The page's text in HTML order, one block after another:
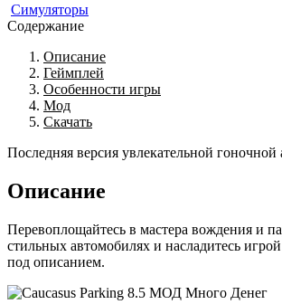
Симуляторы
Содержание
Описание
Геймплей
Особенности игры
Мод
Скачать
Последняя версия увлекательной гоночной
Описание
Перевоплощайтесь в мастера вождения и
стильных автомобилях и насладитесь
под описанием.